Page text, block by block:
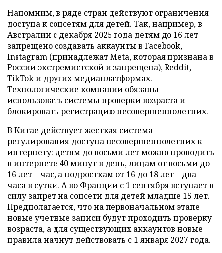
Напомним, в ряде стран действуют ограничения
доступа к соцсетям для детей. Так, например, в
Австралии с декабря 2025 года детям до 16 лет
запрещено создавать аккаунты в Facebook,
Instagram (принадлежат Meta, которая признана в
России экстремистской и запрещена), Reddit,
TikTok и других медиаплатформах.
Технологические компании обязаны
использовать системы проверки возраста и
блокировать регистрацию несовершеннолетних.
В Китае действует жесткая система
регулирования доступа несовершеннолетних к
интернету: детям до восьми лет можно проводить
в интернете 40 минут в день, лицам от восьми до
16 лет – час, а подросткам от 16 до 18 лет – два
часа в сутки. А во Франции с 1 сентября вступает в
силу запрет на соцсети для детей младше 15 лет.
Предполагается, что на первоначальном этапе
новые учетные записи будут проходить проверку
возраста, а для существующих аккаунтов новые
правила начнут действовать с 1 января 2027 года.